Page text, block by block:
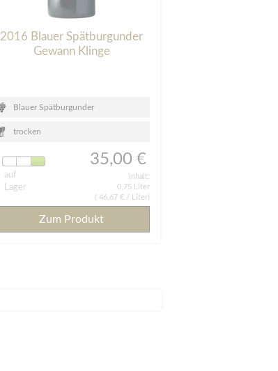
2016 Blauer Spätburgunder
Gewann Klinge
Blauer Spätburgunder
trocken
auf
Lager
35,00 €
Inhalt:
0,75 Liter
46,67 €/ Liter)
Zum Produkt